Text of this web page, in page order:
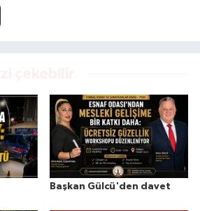
Başkan Gülcü'den davet